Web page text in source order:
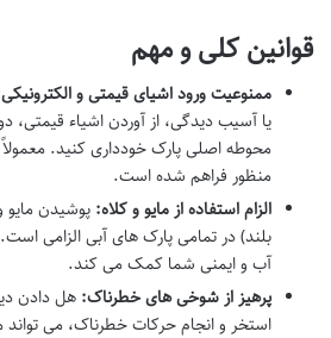
قوانین کلی و مهم
ممنوعیت ورود اشیای قیمتی و
یا آسیب دیدگی، از آوردن اشیاء قیمتی،
محوطه اصلی پارک خودداری کنید.
منظور فراهم شده است.
الزام استفاده از مایو و کلاه: پوشیدن
بلند) در تمامی پارک های آبی الزامی
آب و ایمنی شما کمک می کند.
پرهیز از شوخی های خطرناک: هل دادن
استخر و انجام حرکات خطرناک، می